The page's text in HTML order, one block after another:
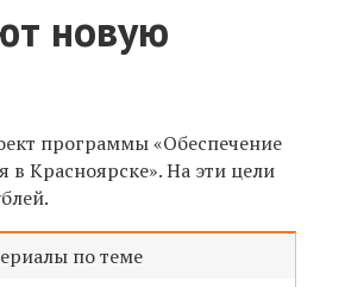
новую
программы «Обеспечение
в Красноярске». На эти цели
по теме